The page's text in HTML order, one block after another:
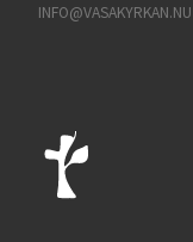
INFO@VASAKYRKAN.NU